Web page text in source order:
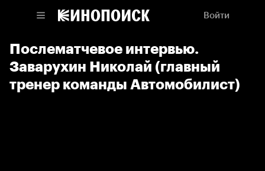
Войти
Послематчевое интервью.
Заварухин Николай (главный
тренер команды Автомобилист)